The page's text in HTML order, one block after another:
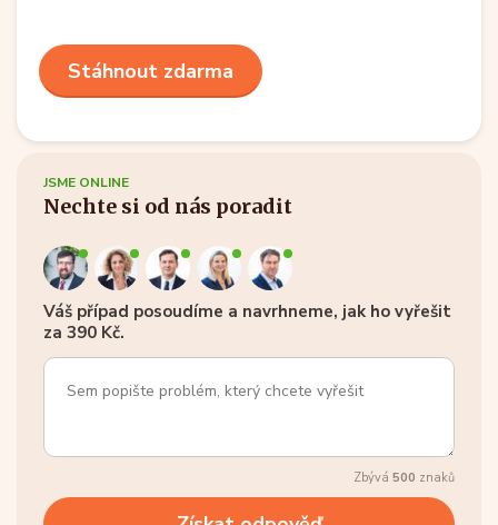
Stáhnout zdarma
JSME ONLINE
Nechte si od nás poradit
Váš případ posoudíme a navrhneme, jak ho vyřešit
za 390 Kč.
Zbývá 500 znaků